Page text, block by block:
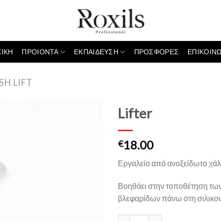
ΠΡΟΙΟΝΤΑ ΕΚΠΑΙΔΕΥΣΗ ΠΡΟΣΦΟΡΕΣ
LIFT
Lifter
€18.00
Εργαλείο από ανοξείδωτο
Βοηθάει στην τοποθέτηση
βλεφαρίδων πάνω στη